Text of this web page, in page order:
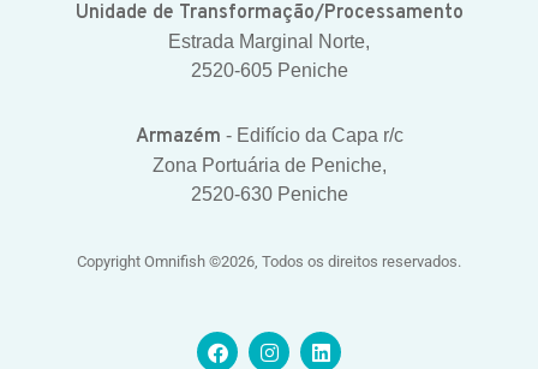
Unidade de Transformação/Processamento
Estrada Marginal Norte,
2520-605 Peniche
Armazém - Edifício da Capa r/c
Zona Portuária de Peniche,
2520-630 Peniche
Copyright Omnifish ©2026, Todos os direitos reservados.